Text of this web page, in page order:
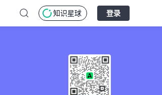
知识星球 登录